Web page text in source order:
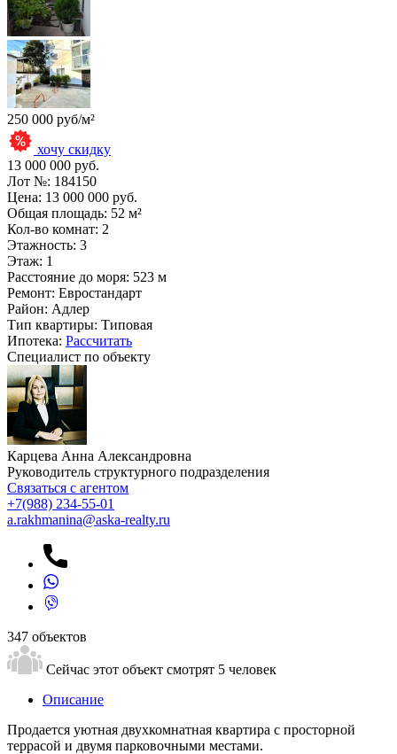
250 000 руб/м²
хочу скидку
13 000 000 руб.
Лот №: 184150
Цена: 13 000 000 руб.
Общая площадь: 52 м²
Кол-во комнат: 2
Этажность: 3
Этаж: 1
Расстояние до моря: 523 м
Ремонт: Евростандарт
Район: Адлер
Тип квартиры: Типовая
Ипотека: Рассчитать
Специалист по объекту
Карцева Анна Александровна
Руководитель структурного подразделения
Связаться с агентом
+7(988) 234-55-01
a.rakhmanina@aska-realty.ru
347 объектов
Сейчас этот объект смотрят 5 человек
Описание
Продается уютная двухкомнатная квартира с просторной
террасой и двумя парковочными местами.